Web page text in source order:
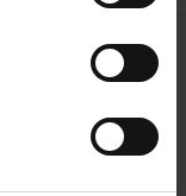
MENÚ PEU 1
Política de Cookies
Privacidad y términos